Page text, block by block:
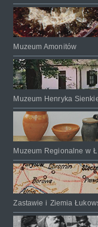
Muzeum Amonitów
Muzeum Henryka
Muzeum Regionalne w
Zastawie i Ziemia